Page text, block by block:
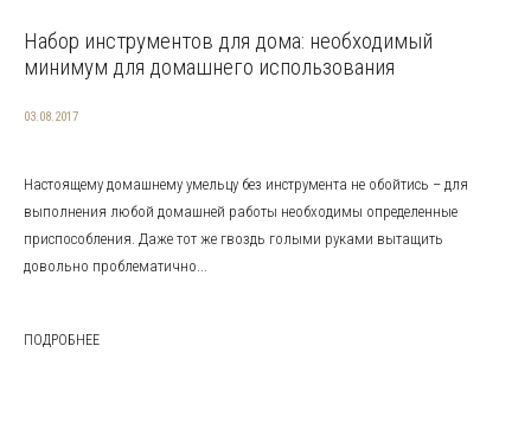
Набор инструментов для дома: необходимый
минимум для домашнего использования
03.08.2017
Настоящему домашнему умельцу без инструмента не обойтись – для
выполнения любой домашней работы необходимы определенные
приспособления. Даже тот же гвоздь голыми руками вытащить
довольно проблематично...
ПОДРОБНЕЕ